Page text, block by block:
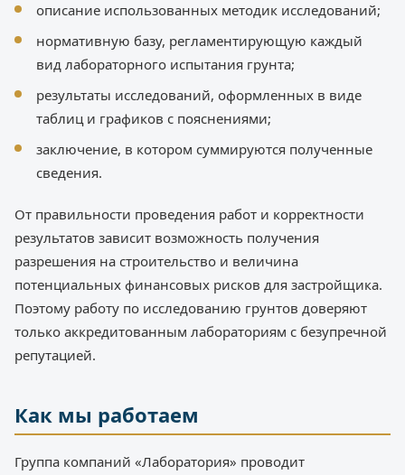
описание использованных методик исследований;
нормативную базу, регламентирующую каждый
вид лабораторного испытания грунта;
результаты исследований, оформленных в виде
таблиц и графиков с пояснениями;
заключение, в котором суммируются полученные
сведения.
От правильности проведения работ и корректности
результатов зависит возможность получения
разрешения на строительство и величина
потенциальных финансовых рисков для застройщика.
Поэтому работу по исследованию грунтов доверяют
только аккредитованным лабораториям с безупречной
репутацией.
Как мы работаем
Группа компаний «Лаборатория» проводит